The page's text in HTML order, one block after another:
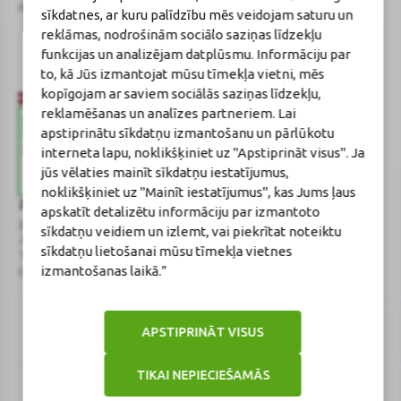
sīkdatnes, ar kuru palīdzību mēs veidojam saturu un
reklāmas, nodrošinām sociālo saziņas līdzekļu
funkcijas un analizējam datplūsmu. Informāciju par
to, kā Jūs izmantojat mūsu tīmekļa vietni, mēs
kopīgojam ar saviem sociālās saziņas līdzekļu,
reklamēšanas un analīzes partneriem. Lai
apstiprinātu sīkdatņu izmantošanu un pārlūkotu
interneta lapu, noklikšķiniet uz "Apstiprināt visus". Ja
jūs vēlaties mainīt sīkdatņu iestatījumus,
noklikšķiniet uz "Mainīt iestatījumus", kas Jums ļaus
apskatīt detalizētu informāciju par izmantoto
sīkdatņu veidiem un izlemt, vai piekrītat noteiktu
sīkdatņu lietošanai mūsu tīmekļa vietnes
izmantošanas laikā.”
TIKAI NEPIECIEŠAMĀS
APSTIPRINĀT VISUS
Reģistrācijas Nr.: 40003252167
Sertificēta farmaceite: Jeļena
Gončarova
Reģistrācijas Nr.: F-0834
Sertifikāta Nr.: 215.2025
Zāļu valsts aģentūra
www.zva.gov.lv
Jersikas iela 15, Rīga
Tālr: 67 078 424
E-pasts: info@zva.gov.lv
Veselības inspekcija
www.vi.gov.lv
Klijānu iela 7, Rīga
Tālr: 67081600